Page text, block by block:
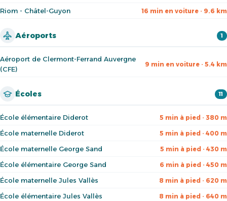
Riom - Châtel-Guyon 16 min en voiture · 9.6 km
Aéroports 1
Aéroport de Clermont-Ferrand Auvergne
(CFE)
9 min en voiture · 5.4 km
Écoles 11
École élémentaire Diderot 5 min à pied · 380 m
École maternelle Diderot 5 min à pied · 400 m
École maternelle George Sand 5 min à pied · 430 m
École élémentaire George Sand 6 min à pied · 450 m
École maternelle Jules Vallès 8 min à pied · 620 m
École élémentaire Jules Vallès 8 min à pied · 640 m